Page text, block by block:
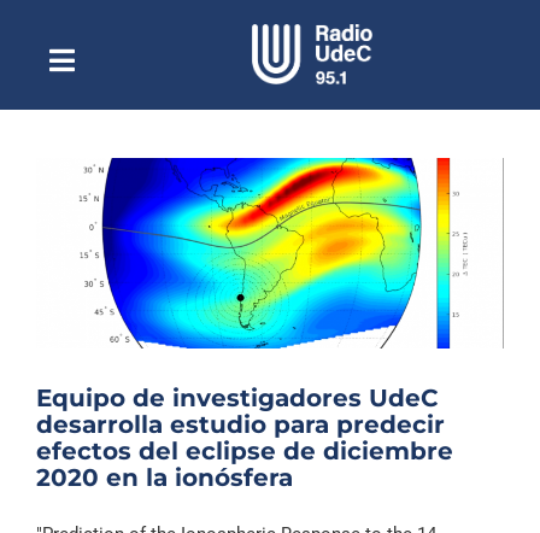
contenidoToggle
NavigationEscuchar Radio UdeC en vivo
Quiénes Somos
Programación
Podcast
Noticias
Columnas
Música Clásica
Equipo de investigadores UdeC
desarrolla estudio para predecir
efectos del eclipse de diciembre
2020 en la ionósfera